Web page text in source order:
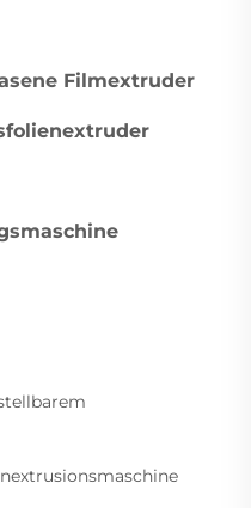
Filmextruder